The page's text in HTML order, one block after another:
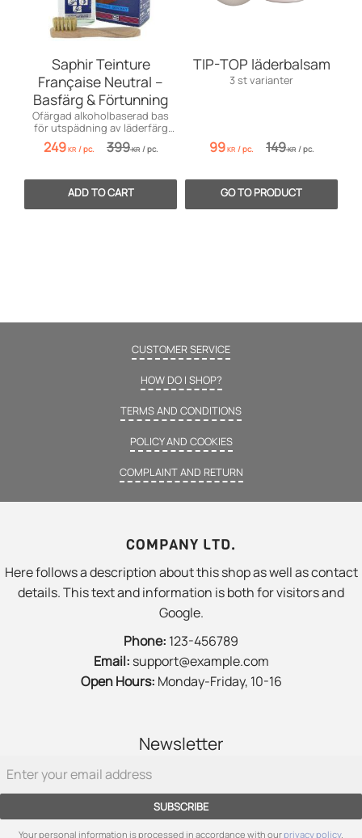
Saphir Teinture
Française Neutral –
Basfärg & Förtunning
Ofärgad alkoholbaserad bas
för utspädning av läderfärg
och professionell patinering.
249KR /pc. 399KR /pc.
TIP-TOP läderbalsam
3 st varianter
99KR /pc. 149KR /pc.
CUSTOMER SERVICE
HOW DO I SHOP?
TERMS AND CONDITIONS
POLICY AND COOKIES
COMPLAINT AND RETURN
COMPANY LTD.
Here follows a description about this shop as well as contact
details. This text and information is both for visitors and
Google.
Phone: 123-456789
Email: support@example.com
Open Hours: Monday-Friday, 10-16
Newsletter
SUBSCRIBE
Your personal information is processed in accordance with ourprivacy policy.